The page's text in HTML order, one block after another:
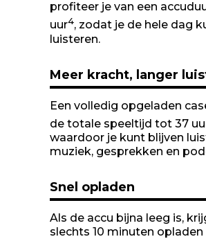
profiteer je van een
uur4, zodat je de hele dag
luisteren.
Meer kracht, langer
Een volledig opgeladen
de totale speeltijd tot 37
waardoor je kunt blijven
muziek, gesprekken en
Snel opladen
Als de accu bijna leeg is,
slechts 10 minuten opladen